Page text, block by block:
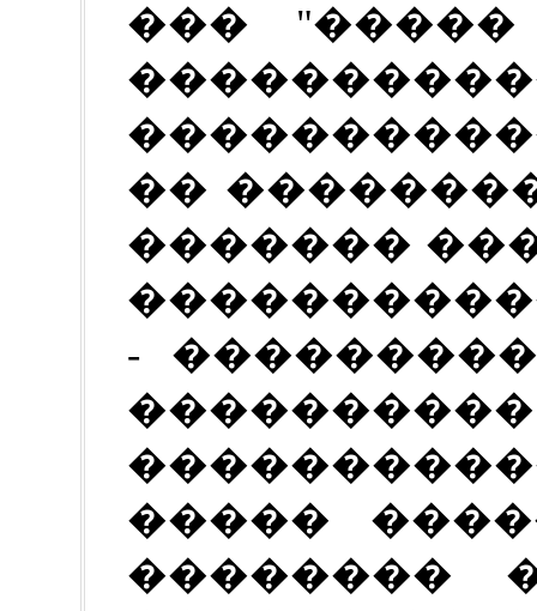
���
��
�������
-
�����
��������